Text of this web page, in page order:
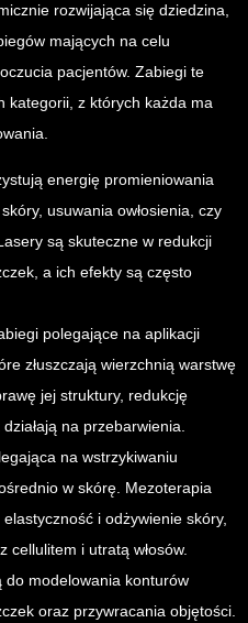
rozwijająca się dziedzina,
mających na celu
pacjentów. Zabiegi te
kategorii, z których każda ma
energię promieniowania
usuwania owłosienia, czy
są skuteczne w redukcji
a ich efekty są często
polegające na aplikacji
złuszczają wierzchnią warstwę
jej struktury, redukcję
na przebarwienia.
na wstrzykiwaniu
w skórę. Mezoterapia
i odżywienie skóry,
cellulitem i utratą włosów.
do modelowania konturów
oraz przywracania objętości.